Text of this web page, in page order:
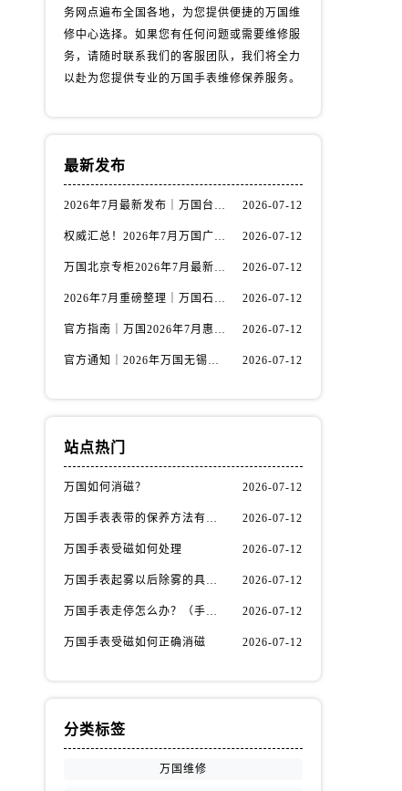
务网点遍布全国各地，为您提供便捷的万国维
修中心选择。如果您有任何问题或需要维修服
务，请随时联系我们的客服团队，我们将全力
以赴为您提供专业的万国手表维修保养服务。
最新发布
2026年7月最新发布｜万国台州官方专柜客户服务热线与专柜信息攻略 2026-07-12
权威汇总！2026年7月万国广州官方专柜客户服务电话及门店名录 2026-07-12
万国北京专柜2026年7月最新官方客服热线｜门店信息及服务攻略发布 2026-07-12
2026年7月重磅整理｜万国石家庄官方专柜服务电话&客户服务中心公告 2026-07-12
官方指南｜万国2026年7月惠州专柜客户服务热线与门店信息全攻略 2026-07-12
官方通知｜2026年万国无锡专柜客户服务热线全新升级（附7月最新专柜信息汇总） 2026-07-12
站点热门
万国如何消磁？ 2026-07-12
万国手表表带的保养方法有哪些？ 2026-07-12
万国手表受磁如何处理 2026-07-12
万国手表起雾以后除雾的具体方法（万国手表起雾解决办法） 2026-07-12
万国手表走停怎么办？（手表走停的处理方法） 2026-07-12
万国手表受磁如何正确消磁 2026-07-12
分类标签
万国维修